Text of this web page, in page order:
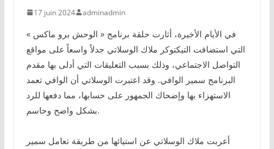
17 juin 2024 adminadmin
في الأيام الأخيرة، أثارت حلقة برنامج « الوحش برو ماكس »
التي استضافت التيكتوكر ملاك الوسلاتي جدلاً واسعاً على مواقع
التواصل الاجتماعي، وذلك بسبب التعليقات التي أدلى بها مقدم
البرنامج سمير الوافي. وقد اعتبرت الوسلاتي أن الوافي تعمد
الاستهزاء بها وإضحاك الجمهور على حسابها، مما دفعها للرد
بشكل واضح وحاسم.
أعربت ملاك الوسلاتي عن استيائها من طريقة تعامل سمير